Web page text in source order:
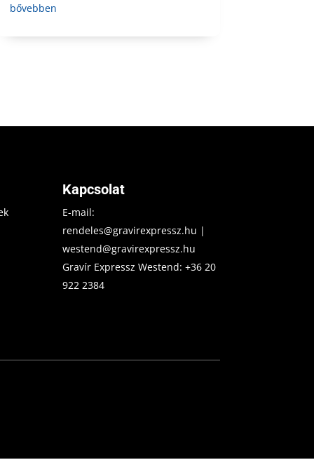
bővebben
Kapcsolat
E-mail:
rendeles@gravirexpressz.hu |
westend@gravirexpressz.hu
Gravír Expressz Westend:+36 20
922 2384